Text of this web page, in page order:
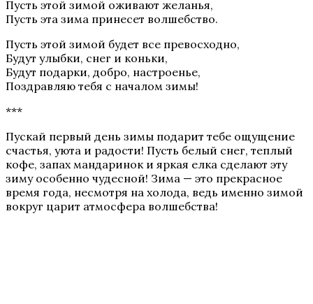
Пусть этой зимой оживают желанья,
Пусть эта зима принесет волшебство.
Пусть этой зимой будет все превосходно,
Будут улыбки, снег и коньки,
Будут подарки, добро, настроенье,
Поздравляю тебя с началом зимы!
***
Пускай первый день зимы подарит тебе ощущение
счастья, уюта и радости! Пусть белый снег, теплый
кофе, запах мандаринок и яркая елка сделают эту
зиму особенно чудесной! Зима — это прекрасное
время года, несмотря на холода, ведь именно зимой
вокруг царит атмосфера волшебства!